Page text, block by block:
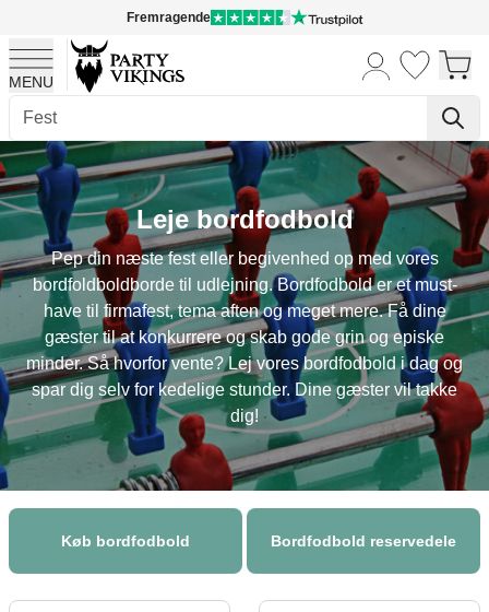
Fremragende
MENU
Skip to Content
Leje bordfodbold
Pep din næste fest eller begivenhed op med vores
bordfoldboldborde til udlejning. Bordfodbold er et must-
have til firmafest, tema aften og meget mere. Få dine
gæster til at konkurrere og skab gode grin og episke
minder. Så hvorfor vente? Lej vores bordfodbold i dag og
spar dig selv for kedelige stunder. Dine gæster vil takke
dig!
Køb bordfodbold Bordfodbold reservedele